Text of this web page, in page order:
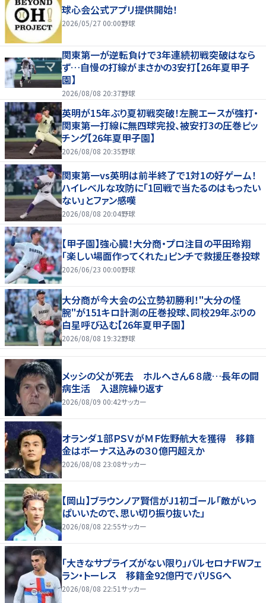
球心会公式アプリ提供開始！
2026/05/27 00:00野球
関東第一が逆転負けで3年連続初戦突破はなら
ず…自慢の打線がまさかの3安打【26年夏甲子
園】
2026/08/08 20:37野球
英明が15年ぶり夏初戦突破！左腕エースが強打・
関東第一打線に無四球完投、被安打3の圧巻ピッ
チング【26年夏甲子園】
2026/08/08 20:35野球
関東第一vs英明は前半終了で1対1の好ゲーム！
ハイレベルな攻防に「1回戦で当たるのはもったい
ない」とファン感嘆
2026/08/08 20:04野球
【甲子園】強心臓！大分商・プロ注目の平田玲翔
「楽しい場面作ってくれた」ピンチで救援圧巻投球
2026/06/23 00:00野球
大分商が今大会の公立勢初勝利！"大分の怪
腕"が151キロ計測の圧巻投球、同校29年ぶりの
白星呼び込む【26年夏甲子園】
2026/08/08 19:32野球
メッシの父が死去 ホルヘさん６８歳…長年の闘
病生活 入退院繰り返す
2026/08/09 00:42サッカー
オランダ１部ＰＳＶがＭＦ佐野航大を獲得 移籍
金はボーナス込みの３０億円超えか
2026/08/08 23:08サッカー
【岡山】ブラウンノア賢信がJ1初ゴール「敵がいっ
ぱいいたので、思い切り振り抜いた」
2026/08/08 22:55サッカー
「大きなサプライズがない限り」バルセロナFWフェ
ラン・トーレス 移籍金92億円でパリSGへ
2026/08/08 22:51サッカー